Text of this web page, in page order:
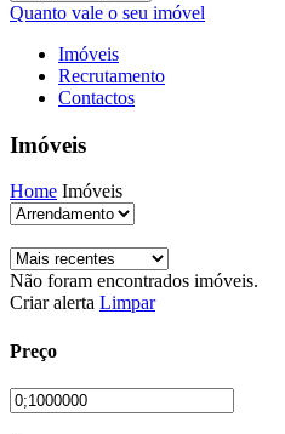
Quanto vale o seu imóvel
Imóveis
Recrutamento
Contactos
Imóveis
Home Imóveis
Não foram encontrados imóveis.
Criar alerta Limpar
Preço